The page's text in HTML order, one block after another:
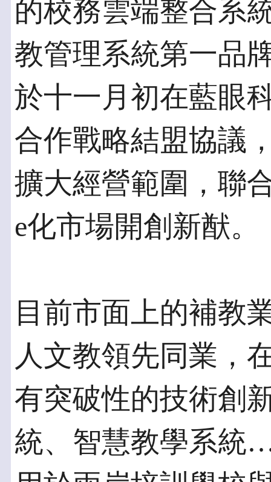
的校務雲端整合系
教管理系統第一品
於十一月初在藍眼
合作戰略結盟協議
擴大經營範圍，聯
e化市場開創新猷。
目前市面上的補教
人文教領先同業，
有突破性的技術創
統、智慧教學系統